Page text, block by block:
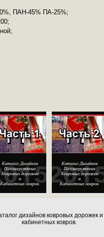
ПАН-45% ПА-25%;
дизайнов ковровых дорожек и
кабинетных ковров.